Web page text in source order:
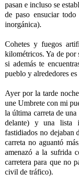
pasan e incluso se
de paso ensuciar
inorgánica).
Cohetes y fuegos
kilométricos. Ya de por
si además te
pueblo y alrededores
Ayer por la tarde
une Umbrete con mi
la última carreta de
delante) y una lista
fastidiados no dejaban
carreta no aguantó
amenazó a la sufrida
carretera para que no
civil de tráfico).